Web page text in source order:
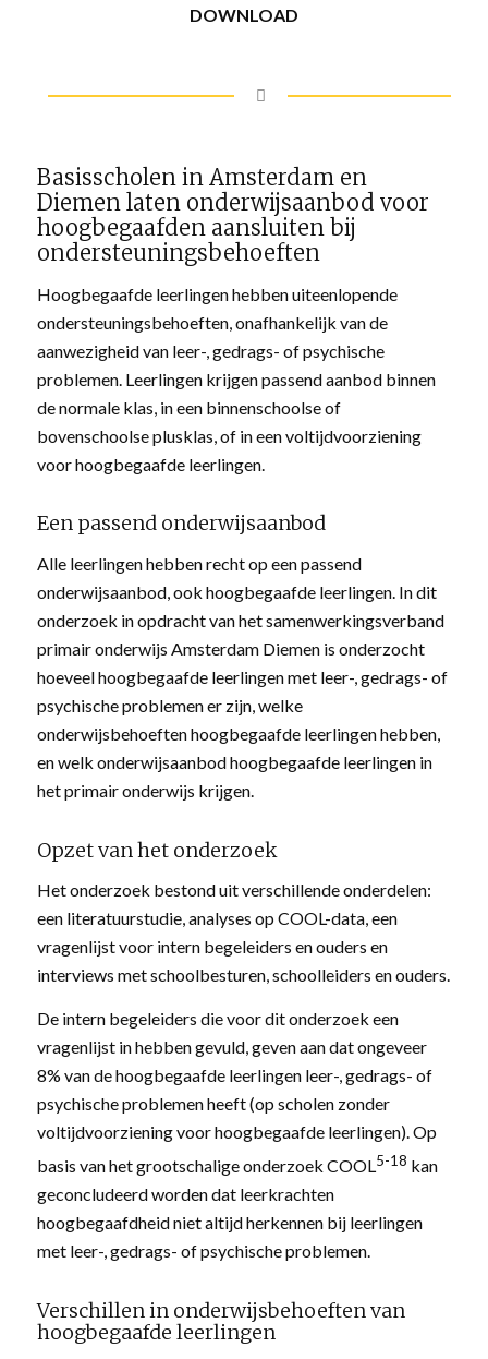
DOWNLOAD
Basisscholen in Amsterdam en
Diemen laten onderwijsaanbod voor
hoogbegaafden aansluiten bij
ondersteuningsbehoeften
Hoogbegaafde leerlingen hebben uiteenlopende
ondersteuningsbehoeften, onafhankelijk van de
aanwezigheid van leer-, gedrags- of psychische
problemen. Leerlingen krijgen passend aanbod binnen
de normale klas, in een binnenschoolse of
bovenschoolse plusklas, of in een voltijdvoorziening
voor hoogbegaafde leerlingen.
Een passend onderwijsaanbod
Alle leerlingen hebben recht op een passend
onderwijsaanbod, ook hoogbegaafde leerlingen. In dit
onderzoek in opdracht van het samenwerkingsverband
primair onderwijs Amsterdam Diemen is onderzocht
hoeveel hoogbegaafde leerlingen met leer-, gedrags- of
psychische problemen er zijn, welke
onderwijsbehoeften hoogbegaafde leerlingen hebben,
en welk onderwijsaanbod hoogbegaafde leerlingen in
het primair onderwijs krijgen.
Opzet van het onderzoek
Het onderzoek bestond uit verschillende onderdelen:
een literatuurstudie, analyses op COOL-data, een
vragenlijst voor intern begeleiders en ouders en
interviews met schoolbesturen, schoolleiders en ouders.
De intern begeleiders die voor dit onderzoek een
vragenlijst in hebben gevuld, geven aan dat ongeveer
8% van de hoogbegaafde leerlingen leer-, gedrags- of
psychische problemen heeft (op scholen zonder
voltijdvoorziening voor hoogbegaafde leerlingen). Op
basis van het grootschalige onderzoek COOL5-18 kan
geconcludeerd worden dat leerkrachten
hoogbegaafdheid niet altijd herkennen bij leerlingen
met leer-, gedrags- of psychische problemen.
Verschillen in onderwijsbehoeften van
hoogbegaafde leerlingen